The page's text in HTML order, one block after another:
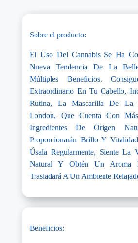
Sobre el producto:
El Uso Del Cannabis Se Ha
Nueva Tendencia De La
Múltiples Beneficios.
Extraordinario En Tu Cabello,
Rutina, La Mascarilla De La
London, Que Cuenta Con
Ingredientes De Origen
Proporcionarán Brillo Y
Úsala Regularmente, Siente La
Natural Y Obtén Un Aroma
Trasladará A Un Ambiente
Beneficios: